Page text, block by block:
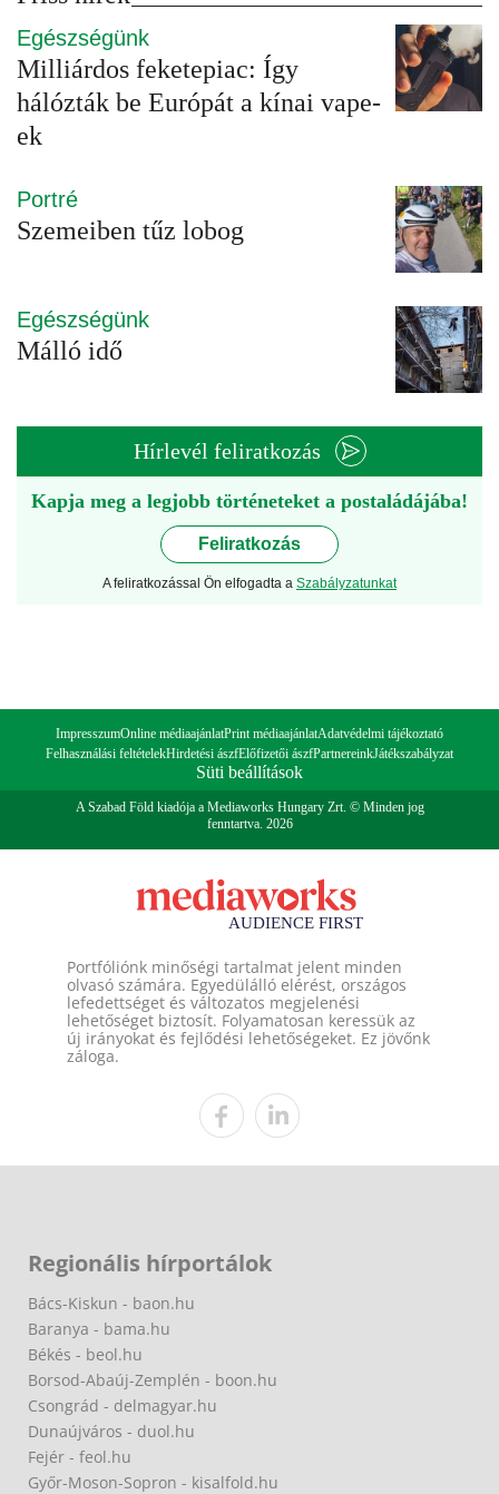
Egészségünk
Milliárdos feketepiac: Így
hálózták be Európát a kínai vape-
ek
Portré
Szemeiben tűz lobog
Egészségünk
Málló idő
Hírlevél feliratkozás
Kapja meg a legjobb történeteket a postaládájába!
Feliratkozás
A feliratkozással Ön elfogadta a Szabályzatunkat
ImpresszumOnline médiaajánlatPrint médiaajánlatAdatvédelmi tájékoztató
Felhasználási feltételekHirdetési ászfElőfizetői ászfPartnereinkJátékszabályzat
Süti beállítások
A Szabad Föld kiadója a Mediaworks Hungary Zrt. © Minden jog
fenntartva. 2026
Portfóliónk minőségi tartalmat jelent minden
olvasó számára. Egyedülálló elérést, országos
lefedettséget és változatos megjelenési
lehetőséget biztosít. Folyamatosan keressük az
új irányokat és fejlődési lehetőségeket. Ez jövőnk
záloga.
Regionális hírportálok
Bács-Kiskun - baon.hu
Baranya - bama.hu
Békés - beol.hu
Borsod-Abaúj-Zemplén - boon.hu
Csongrád - delmagyar.hu
Dunaújváros - duol.hu
Fejér - feol.hu
Győr-Moson-Sopron - kisalfold.hu